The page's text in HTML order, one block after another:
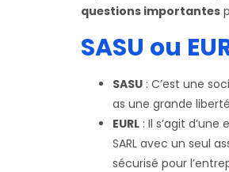
questions importantes
SASU ou
SASU : C’est une
as une grande
EURL : Il s’agit
SARL avec un seul
sécurisé pour